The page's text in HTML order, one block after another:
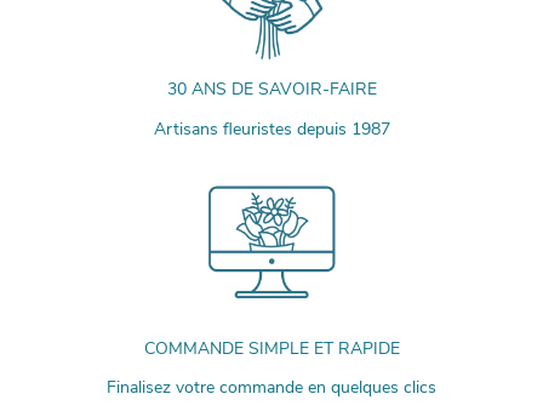
30 ANS DE SAVOIR-FAIRE
Artisans fleuristes depuis 1987
COMMANDE SIMPLE ET RAPIDE
Finalisez votre commande en quelques clics